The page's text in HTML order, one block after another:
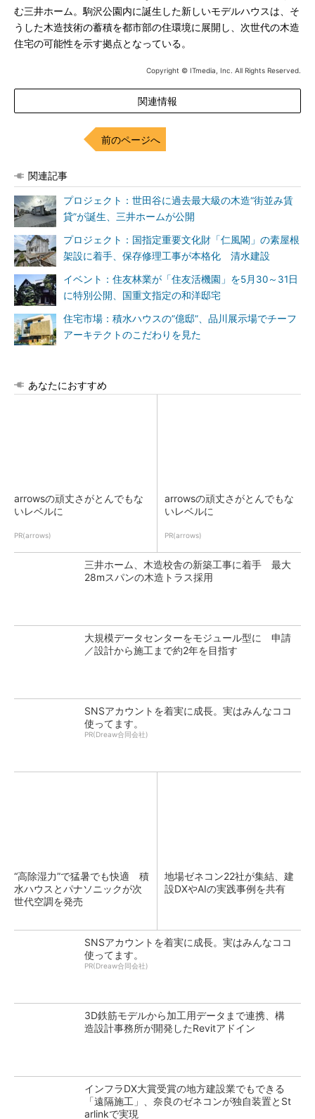
む三井ホーム。駒沢公園内に誕生した新しいモデルハウスは、そ
うした木造技術の蓄積を都市部の住環境に展開し、次世代の木造
住宅の可能性を示す拠点となっている。
Copyright © ITmedia, Inc. All Rights Reserved.
関連情報
前のページへ
関連記事
プロジェクト：世田谷に過去最大級の木造“街並み賃
貸”が誕生、三井ホームが公開
プロジェクト：国指定重要文化財「仁風閣」の素屋根
架設に着手、保存修理工事が本格化 清水建設
イベント：住友林業が「住友活機園」を5月30～31日
に特別公開、国重文指定の和洋邸宅
住宅市場：積水ハウスの”億邸”、品川展示場でチーフ
アーキテクトのこだわりを見た
あなたにおすすめ
arrowsの頑丈さがとんでもな
いレベルに
PR(arrows)
arrowsの頑丈さがとんでもな
いレベルに
PR(arrows)
三井ホーム、木造校舎の新築工事に着手 最大
28mスパンの木造トラス採用
大規模データセンターをモジュール型に 申請
／設計から施工まで約2年を目指す
SNSアカウントを着実に成長。実はみんなココ
使ってます。
PR(Dreaw合同会社)
“高除湿力”で猛暑でも快適 積
水ハウスとパナソニックが次
世代空調を発売
地場ゼネコン22社が集結、建
設DXやAIの実践事例を共有
SNSアカウントを着実に成長。実はみんなココ
使ってます。
PR(Dreaw合同会社)
3D鉄筋モデルから加工用データまで連携、構
造設計事務所が開発したRevitアドイン
インフラDX大賞受賞の地方建設業でもできる
「遠隔施工」、奈良のゼネコンが独自装置とSt
arlinkで実現